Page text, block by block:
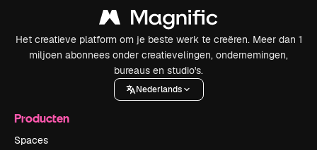
Het creatieve platform om je beste werk te creëren. Meer dan 1
miljoen abonnees onder creatievelingen, ondernemingen,
bureaus en studio's.
Nederlands
Producten
Spaces